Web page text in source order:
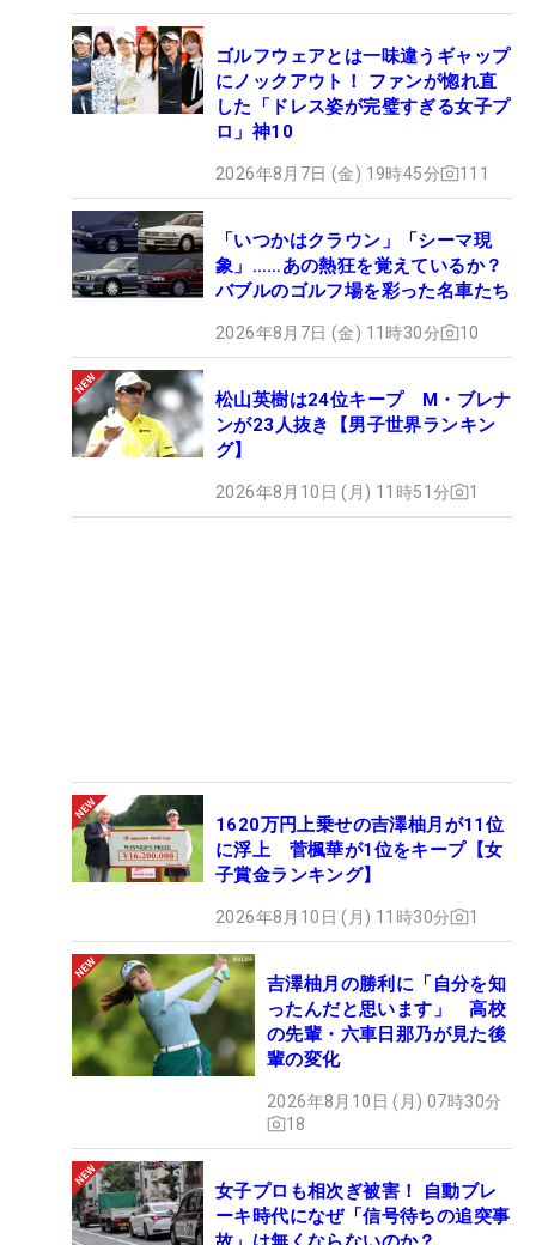
ゴルフウェアとは一味違うギャップ
にノックアウト！ ファンが惚れ直
した「ドレス姿が完璧すぎる女子プ
ロ」神10
2026年8月7日 (金) 19時45分 111
「いつかはクラウン」「シーマ現
象」……あの熱狂を覚えているか？
バブルのゴルフ場を彩った名車たち
2026年8月7日 (金) 11時30分 10
松山英樹は24位キープ M・ブレナ
ンが23人抜き【男子世界ランキン
グ】
2026年8月10日 (月) 11時51分 1
1620万円上乗せの吉澤柚月が11位
に浮上 菅楓華が1位をキープ【女
子賞金ランキング】
2026年8月10日 (月) 11時30分 1
吉澤柚月の勝利に「自分を知
ったんだと思います」 高校
の先輩・六車日那乃が見た後
輩の変化
2026年8月10日 (月) 07時30分
18
女子プロも相次ぎ被害！ 自動ブレ
ーキ時代になぜ「信号待ちの追突事